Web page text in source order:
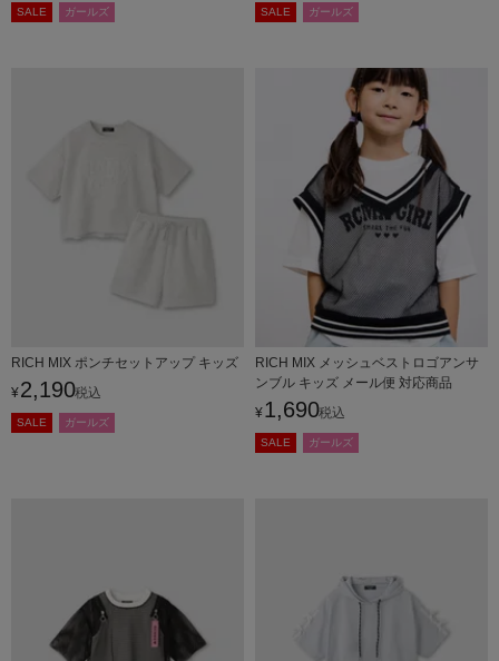
SALE ガールズ SALE ガールズ
RICH MIX ポンチセットアップ キッズ
¥ 2,190税込
SALE ガールズ
RICH MIX メッシュベストロゴアンサ
ンブル キッズ メール便 対応商品
¥ 1,690税込
SALE ガールズ